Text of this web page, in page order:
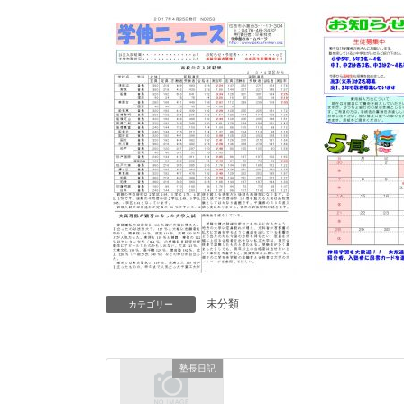
カテゴリー 未分類
塾長日記